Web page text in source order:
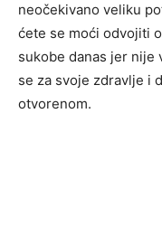
neočekivano veliku
ćete se moći odvojiti
sukobe danas jer nije
se za svoje zdravlje i
otvorenom.